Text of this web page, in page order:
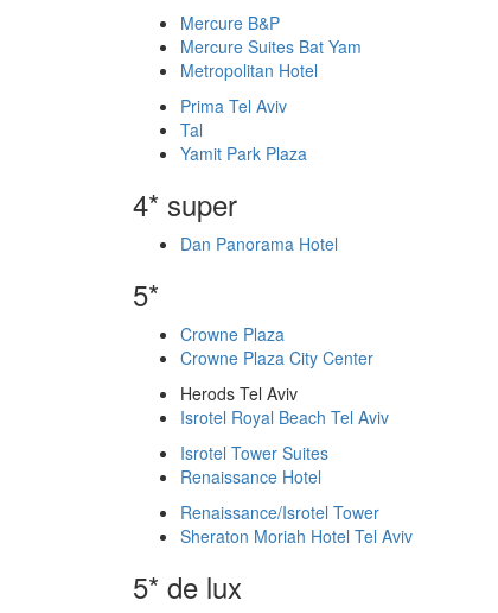
Mercure B&P
Mercure Suites Bat Yam
Metropolitan Hotel
Prima Tel Aviv
Tal
Yamit Park Plaza
4* super
Dan Panorama Hotel
5*
Crowne Plaza
Crowne Plaza City Center
Herods Tel Aviv
Isrotel Royal Beach Tel Aviv
Isrotel Tower Suites
Renaissance Hotel
Renaissance/Isrotel Tower
Sheraton Moriah Hotel Tel Aviv
5* de lux